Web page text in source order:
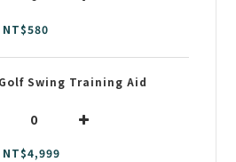
NT$580
Swing Training Aid
NT$4,999